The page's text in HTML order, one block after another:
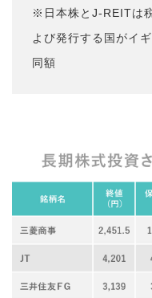
※日本株とJ-REITは
よび発行する国がイ
同額